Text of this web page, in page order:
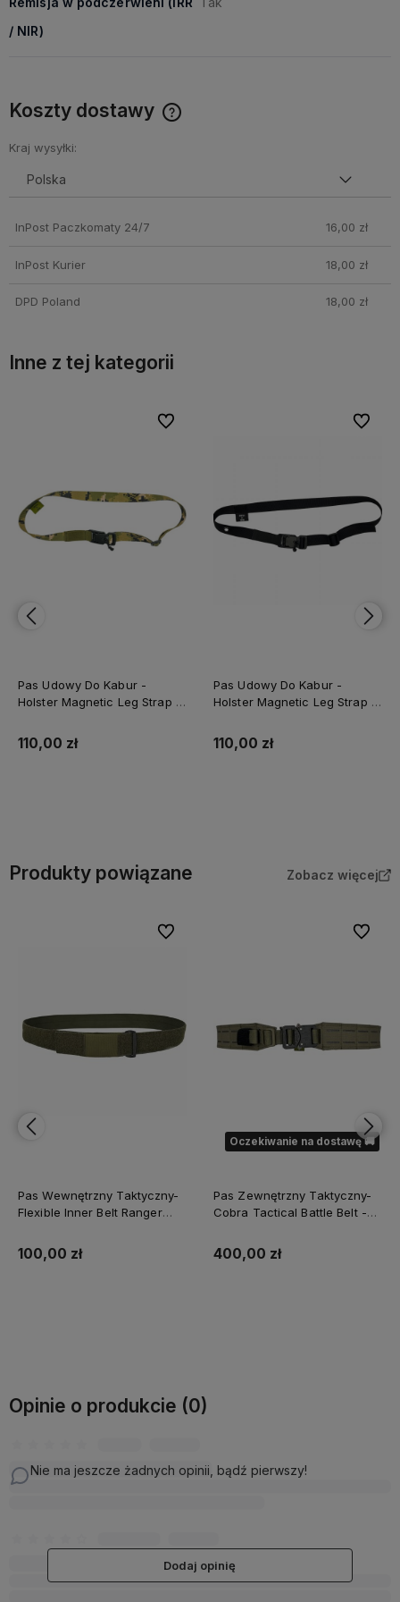
/ NIR)
Koszty dostawy
Kraj wysyłki:
InPost Paczkomaty 24/7 16,00 zł
InPost Kurier 18,00 zł
DPD Poland 18,00 zł
Inne z tej kategorii
Strap -
Pas Udowy Do Kabur -
Holster Magnetic Leg Strap -
Pas Udowy Do Kabur
Holster Magnetic Leg
Produkty powiązane Zobacz więcej
Pas Wewnętrzny Taktyczny-
Flexible Inner Belt Ranger
100,00 zł
Do ulubionych
Oczekiwanie na dostawę 🚚
Pas Zewnętrzny Taktyczny-
Cobra Tactical Battle Belt -
400,00 zł
Do
Opinie o produkcie (0)
Nie ma jeszcze żadnych opinii, bądź pierwszy!
Dodaj opinię